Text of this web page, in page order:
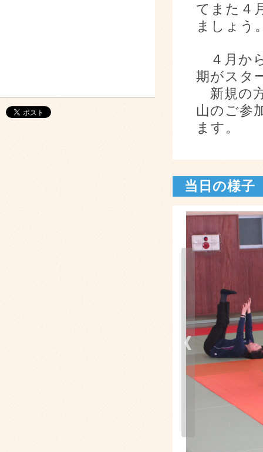
てまた４
ましょう
４月か
期がスタ
新規の
山のご参
ます。
当日の様子